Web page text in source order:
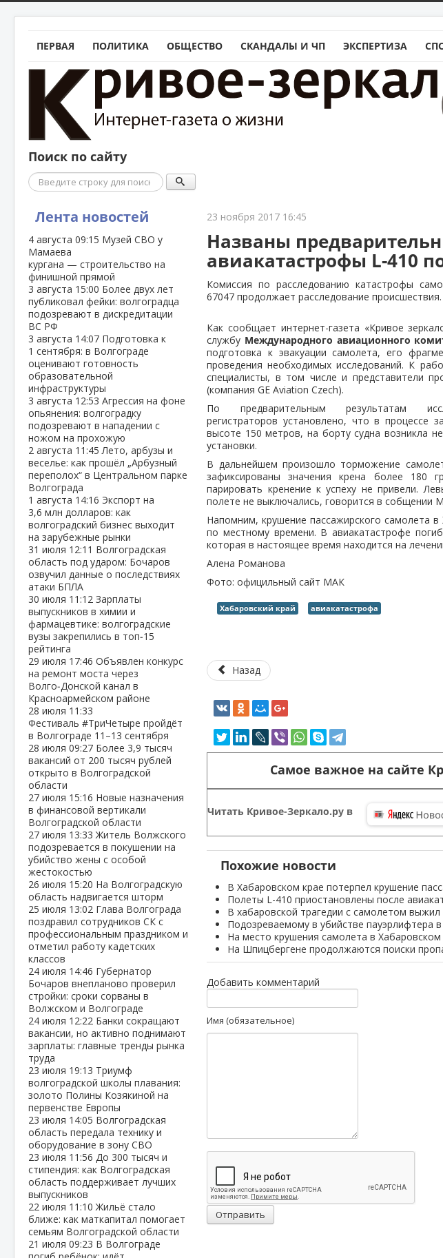
ПЕРВАЯ ПОЛИТИКА ОБЩЕСТВО СКАНДАЛЫ И ЧП ЭКСПЕРТИЗА
Поиск по сайту
Поиск
Лента новостей
4 августа 09:15 Музей СВО у
Мамаева
кургана — строительство на
финишной прямой
3 августа 15:00 Более двух лет
публиковал фейки: волгоградца
подозревают в дискредитации
ВС РФ
3 августа 14:07 Подготовка к
1 сентября: в Волгограде
оценивают готовность
образовательной
инфраструктуры
3 августа 12:53 Агрессия на фоне
опьянения: волгоградку
подозревают в нападении с
ножом на прохожую
2 августа 11:45Лето, арбузы и
веселье: как прошёл „Арбузный
переполох“ в Центральном парке
Волгограда
1 августа 14:16 Экспорт на
3,6 млн долларов: как
волгоградский бизнес выходит
на зарубежные рынки
31 июля 12:11 Волгоградская
область под ударом: Бочаров
озвучил данные о последствиях
атаки БПЛА
30 июля 11:12 Зарплаты
выпускников в химии и
фармацевтике: волгоградские
вузы закрепились в топ‑15
рейтинга
29 июля 17:46 Объявлен конкурс
на ремонт моста через
Волго‑Донской канал в
Красноармейском районе
28 июля 11:33
Фестиваль #ТриЧетыре пройдёт
в Волгограде 11–13 сентября
28 июля 09:27 Более 3,9 тысяч
вакансий от 200 тысяч рублей
открыто в Волгоградской
области
27 июля 15:16 Новые назначения
в финансовой вертикали
Волгоградской области
27 июля 13:33Житель Волжского
подозревается в покушении на
убийство жены с особой
жестокостью
26 июля 15:20 На Волгоградскую
область надвигается шторм
25 июля 13:02 Глава Волгограда
поздравил сотрудников СК с
профессиональным праздником и
отметил работу кадетских
классов
24 июля 14:46 Губернатор
Бочаров внепланово проверил
стройки: сроки сорваны в
Волжском и Волгограде
24 июля 12:22 Банки сокращают
вакансии, но активно поднимают
зарплаты: главные тренды рынка
труда
23 июля 19:13 Триумф
волгоградской школы плавания:
золото Полины Козякиной на
первенстве Европы
23 июля 14:05 Волгоградская
область передала технику и
оборудование в зону СВО
23 июля 11:56 До 300 тысяч и
стипендия: как Волгоградская
область поддерживает лучших
выпускников
22 июля 11:10Жильё стало
ближе: как маткапитал помогает
семьям Волгоградской области
21 июля 09:23 В Волгограде
23 ноября 2017 16:45
Названы
авиакатастрофы L-410
Комиссия по расследованию катастрофы
67047 продолжает расследование происшествия.
Как сообщает интернет-газета «Кривое
службу Международного авиационного
подготовка к эвакуации самолета, его
проведения необходимых исследований. К
специалисты, в том числе и представители
(компания GE Aviation Czech).
По предварительным результатам
регистраторов установлено, что в процессе
высоте 150 метров, на борту судна возникла
установки.
В дальнейшем произошло торможение
зафиксированы значения крена более 180
парировать кренение к успеху не привели.
полете не выключались, говорится в собщении
Напомним, крушение пассажирского самолета
по местному времени. В авиакатастрофе
которая в настоящее время находится на
Алена Романова
Фото: официльный сайт МАК
Хабаровский край авиакатастрофа
Назад
Самое важное на сайте
Читать Кривое-Зеркало.ру в
Похожие новости
В Хабаровском крае потерпел крушение
Полеты L-410 приостановлены после
В хабаровской трагедии с самолетом
Подозреваемому в убийстве пауэрлифтера
На место крушения самолета в
На Шпицбергене продолжаются поиски
Добавить комментарий
Имя (обязательное)
Отправить